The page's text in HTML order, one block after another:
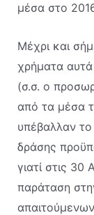
μέσα στο
Μέχρι και
χρήματα
(σ.σ. ο
από τα μέσα
υπέβαλλαν
δράσης
γιατί στις
παράταση